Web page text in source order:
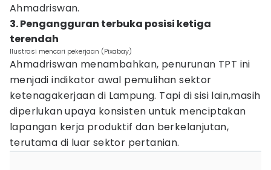
Ahmadriswan.
3. Pengangguran terbuka posisi ketiga
terendah
Ilustrasi mencari pekerjaan (Pixabay)
Ahmadriswan menambahkan, penurunan TPT ini
menjadi indikator awal pemulihan sektor
ketenagakerjaan di Lampung. Tapi di sisi lain,masih
diperlukan upaya konsisten untuk menciptakan
lapangan kerja produktif dan berkelanjutan,
terutama di luar sektor pertanian.